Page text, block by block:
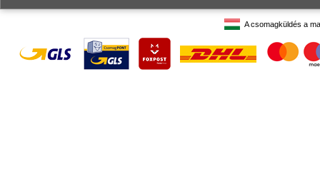
A csomagküldés a